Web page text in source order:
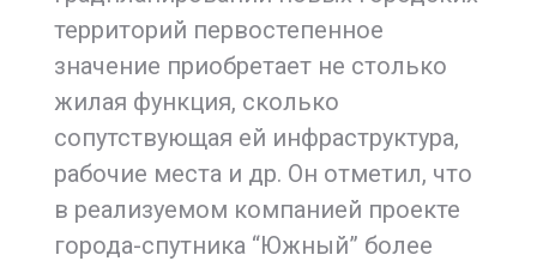
территорий первостепенное
значение приобретает не столько
жилая функция, сколько
сопутствующая ей инфраструктура,
рабочие места и др. Он отметил, что
в реализуемом компанией проекте
города-спутника “Южный” более